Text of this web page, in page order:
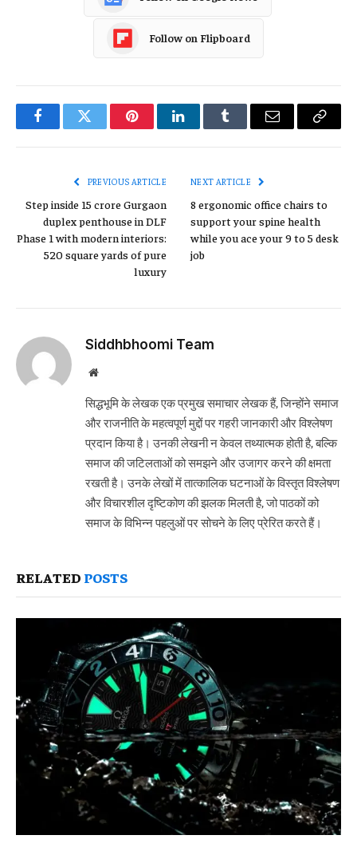
Follow on Flipboard
FacebookTwitter PinterestLinkedInTumblr Email
Copy
PREVIOUS ARTICLE
Step inside ₹15 crore Gurgaon
duplex penthouse in DLF
Phase 1 with modern interiors:
520 square yards of pure
luxury
NEXT ARTICLE
8 ergonomic office chairs to
support your spine health
while you ace your 9 to 5 desk
job
Siddhbhoomi Team
Website
सिद्धभूमि के लेखक एक प्रमुख समाचार लेखक हैं, जिन्होंने समाज
और राजनीति के महत्वपूर्ण मुद्दों पर गहरी जानकारी और विश्लेषण
प्रदान किया है। उनकी लेखनी न केवल तथ्यात्मक होती है, बल्कि
समाज की जटिलताओं को समझने और उजागर करने की क्षमता
रखती है। उनके लेखों में तात्कालिक घटनाओं के विस्तृत विश्लेषण
और विचारशील दृष्टिकोण की झलक मिलती है, जो पाठकों को
समाज के विभिन्न पहलुओं पर सोचने के लिए प्रेरित करते हैं।
RELATED POSTS